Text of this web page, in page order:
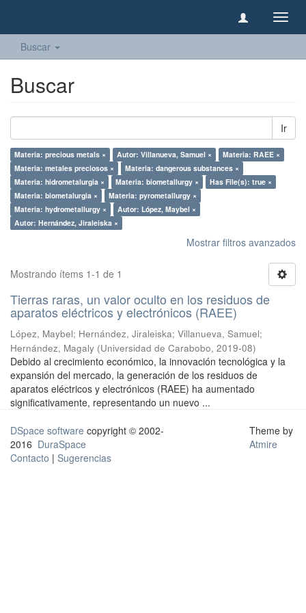
Buscar
Buscar
Ir
Materia: precious metals × Autor: Villanueva, Samuel ×
Materia: RAEE ×
Materia: metales preciosos ×
Materia: dangerous substances ×
Materia: hidrometalurgia ×
Materia: biometallurgy ×
Has File(s): true ×
Materia: biometalurgia ×
Materia: pyrometallurgy ×
Materia: hydrometallurgy ×
Autor: López, Maybel ×
Autor: Hernández, Jiraleiska ×
Mostrar filtros avanzados
Mostrando ítems 1-1 de 1
Tierras raras, un valor oculto en los residuos de
aparatos eléctricos y electrónicos (RAEE)
López, Maybel; Hernández, Jiraleiska; Villanueva, Samuel;
Hernández, Magaly (Universidad de Carabobo, 2019-08)
Debido al crecimiento económico, la innovación tecnológica y la
expansión del mercado, la generación de los residuos de
aparatos eléctricos y electrónicos (RAEE) ha aumentado
significativamente, representando un nuevo ...
DSpace software copyright © 2002-
2016 DuraSpace
Contacto | Sugerencias
Theme by
Atmire